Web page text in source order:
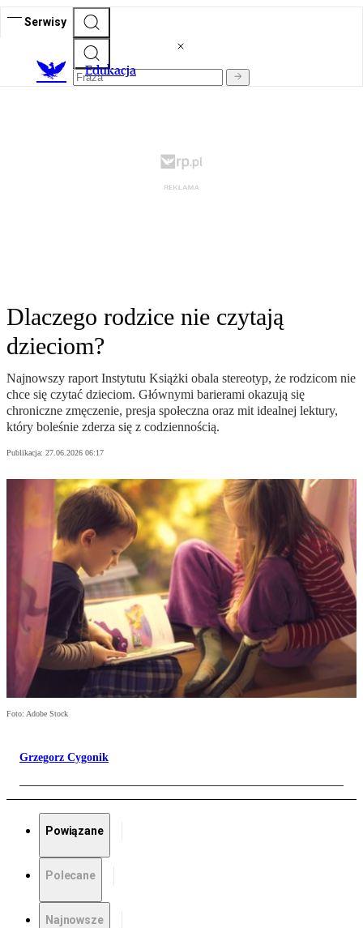
Serwisy
Edukacja
Dlaczego rodzice nie czytają
dzieciom?
Najnowszy raport Instytutu Książki obala stereotyp, że rodzicom nie
chce się czytać dzieciom. Głównymi barierami okazują się
chroniczne zmęczenie, presja społeczna oraz mit idealnej lektury,
który boleśnie zderza się z codziennością.
Publikacja: 27.06.2026 06:17
Foto: Adobe Stock
Grzegorz Cygonik
Powiązane
Polecane
Najnowsze